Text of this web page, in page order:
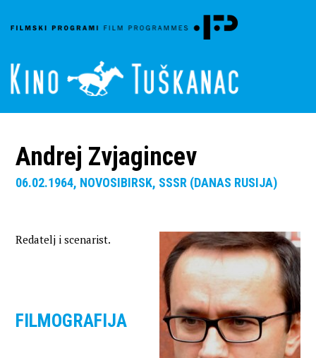
Andrej Zvjagincev
06.02.1964, NOVOSIBIRSK, SSSR (DANAS RUSIJA)
Redatelj i scenarist.
FILMOGRAFIJA